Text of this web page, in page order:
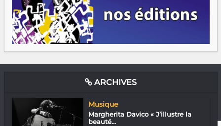
ARCHIVES
Musique
Margherita Davico « J’illustre la
beauté...